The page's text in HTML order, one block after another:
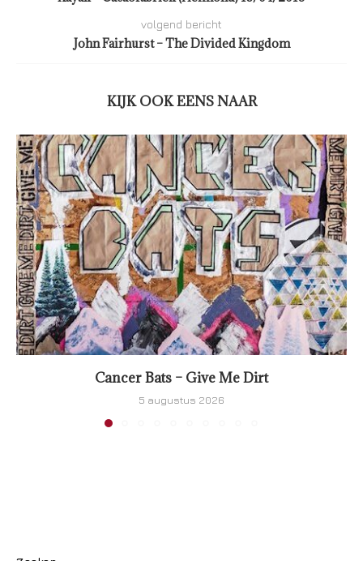
volgend bericht
John Fairhurst – The Divided Kingdom
KIJK OOK EENS NAAR
Cancer Bats – Give Me Dirt
5 augustus 2026